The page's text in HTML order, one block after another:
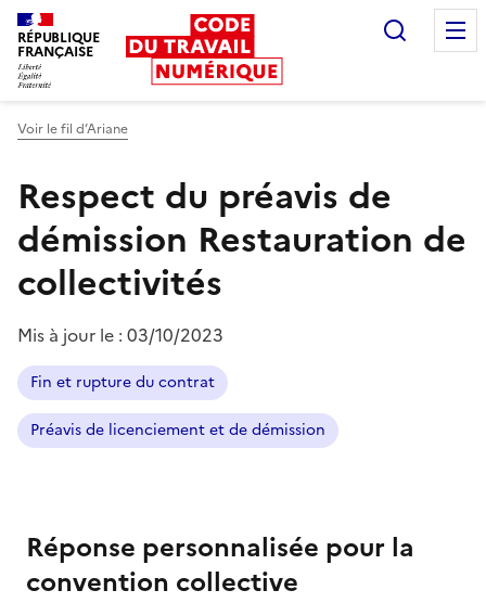
RÉPUBLIQUE
FRANÇAISE
Voir le fil d’Ariane
Respect du préavis de
démission Restauration de
collectivités
Mis à jour le : 03/10/2023
Fin et rupture du contrat
Préavis de licenciement et de démission
Réponse personnalisée pour la
convention collective